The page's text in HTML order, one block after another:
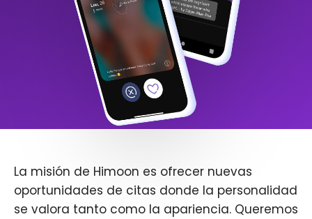
La misión de Himoon es ofrecer nuevas
oportunidades de citas donde la personalidad
se valora tanto como la apariencia. Queremos